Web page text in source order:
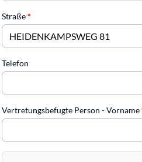
Straße*
Telefon
Vertretungsbefugte Person - Vorname